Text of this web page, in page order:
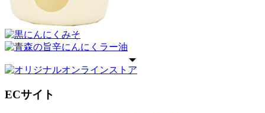
ECサイト